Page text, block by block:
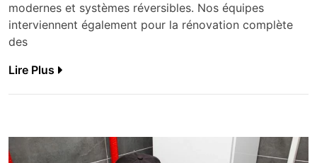
modernes et systèmes réversibles. Nos équipes
interviennent également pour la rénovation complète
des
Lire Plus